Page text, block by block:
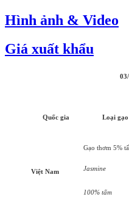
Hình ảnh & Video
Giá xuất khẩu
Quốc gia Loại gạo
Việt Nam
Gạo thơm 5%
Jasmine
100% tấm